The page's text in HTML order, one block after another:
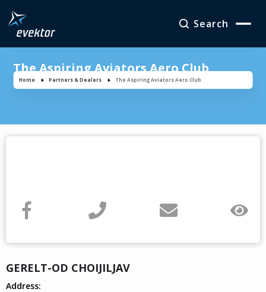
Search
The Aspiring Aviators Aero Club
Home Partners & Dealers The Aspiring Aviators Aero Club
GERELT-OD CHOIJILJAV
Address: